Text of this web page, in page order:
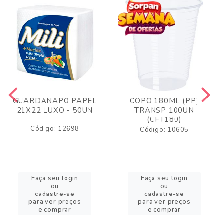
GUARDANAPO PAPEL
21X22 LUXO - 50UN
Código: 12698
Faça seu login
ou
cadastre-se
para ver preços
e comprar
COPO 180ML (PP)
TRANSP 100UN
(CFT180)
Código: 10605
Faça seu login
ou
cadastre-se
para ver preços
e comprar